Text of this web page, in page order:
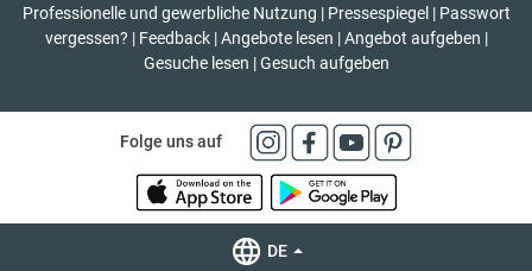
Professionelle und gewerbliche Nutzung | Pressespiegel | Passwort
vergessen? | Feedback | Angebote lesen | Angebot aufgeben |
Gesuche lesen | Gesuch aufgeben
Folge uns auf
DE